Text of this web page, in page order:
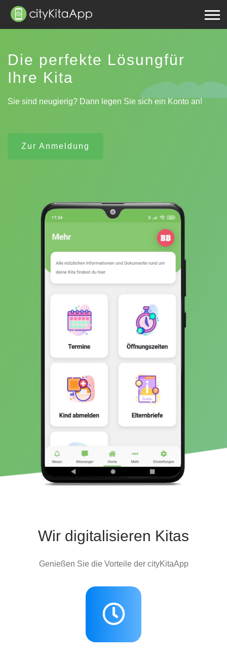
Die perfekte Lösungfür
Ihre Kita
Sie sind neugierig? Dann legen Sie sich ein Konto an!
Zur Anmeldung
Wir digitalisieren Kitas
Genießen Sie die Vorteile der cityKitaApp